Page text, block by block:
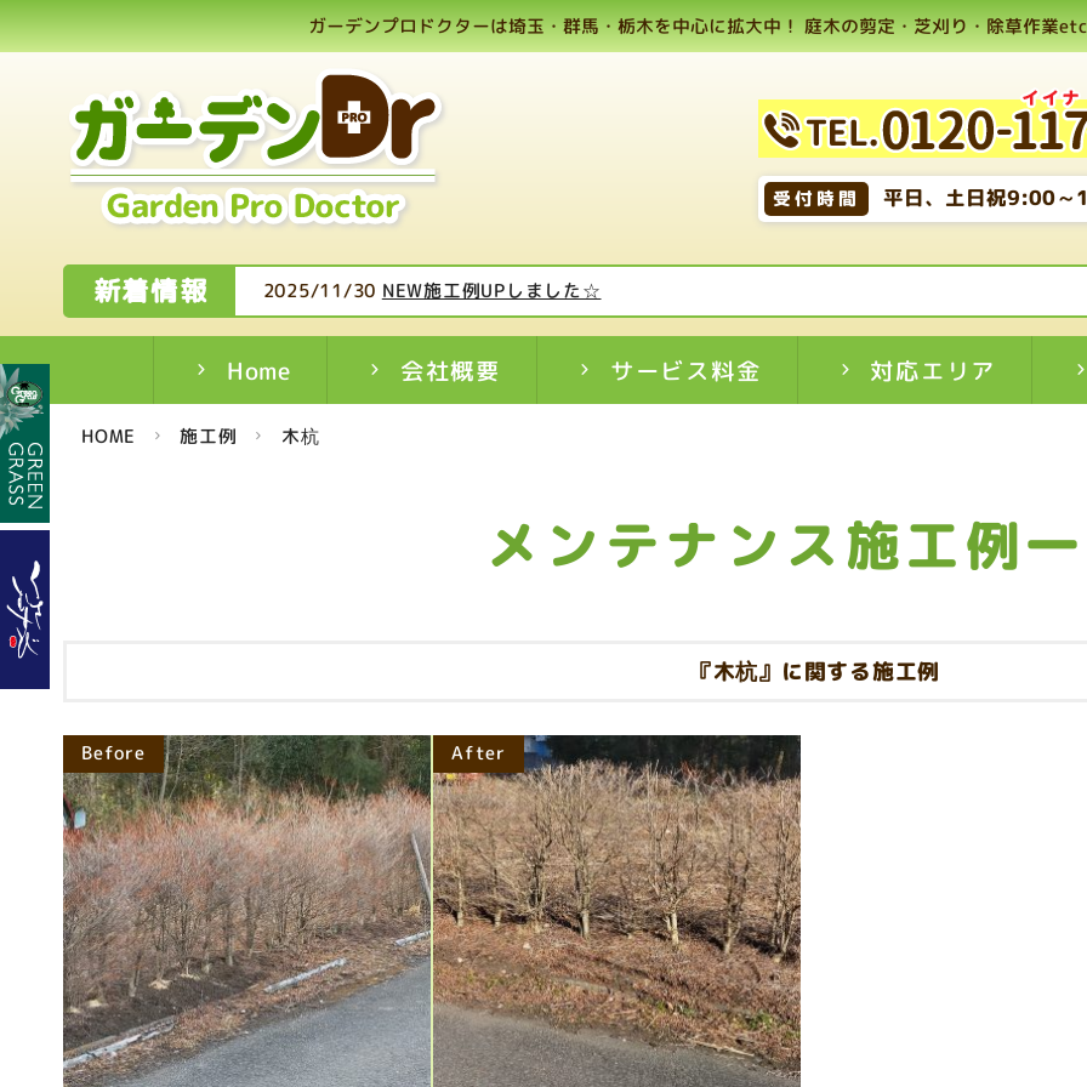
ガーデンプロドクターは埼玉・群馬・栃木を中心に拡大中！ 庭木の剪定・芝刈り・除草作業
受付時間 平日、土日祝9:00～
新着情報 2025/11/30 NEW施工例UPしました☆
Home 会社概要 サービス料金 対応エリア
HOME 施工例 木杭
メンテナンス施工例
『木杭』に関する施工例
Before After